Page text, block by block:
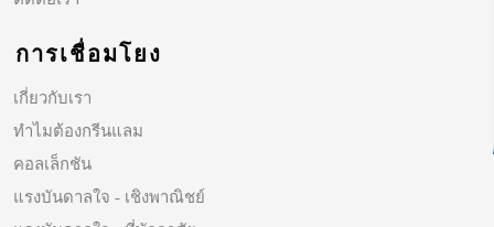
การเชื่อมโยง
เกี่ยวกับเรา
ทำไมต้องกรีนแลม
คอลเล็กชัน
แรงบันดาลใจ - เชิงพาณิชย์